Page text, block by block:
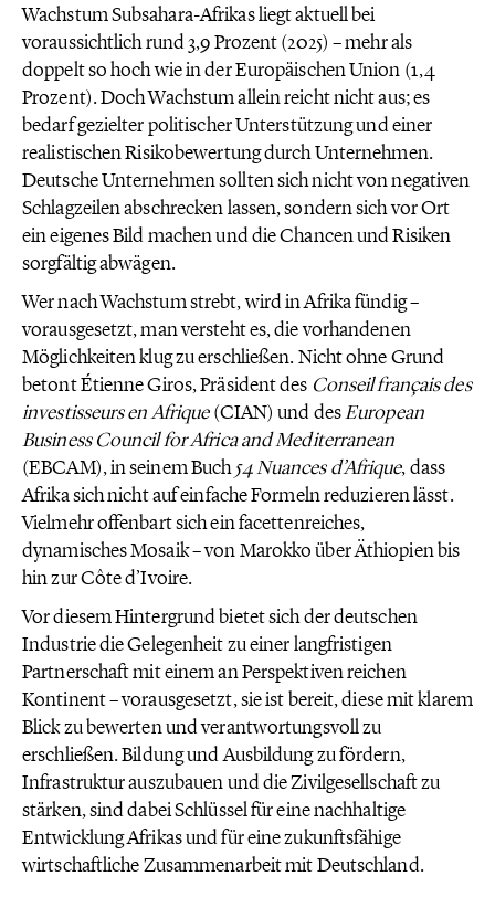
Wachstum Subsahara-Afrikas liegt aktuell bei
voraussichtlich rund 3,9 Prozent (2025) – mehr als
doppelt so hoch wie in der Europäischen Union (1,4
Prozent). Doch Wachstum allein reicht nicht aus; es
bedarf gezielter politischer Unterstützung und einer
realistischen Risikobewertung durch Unternehmen.
Deutsche Unternehmen sollten sich nicht von negativen
Schlagzeilen abschrecken lassen, sondern sich vor Ort
ein eigenes Bild machen und die Chancen und Risiken
sorgfältig abwägen.
Wer nach Wachstum strebt, wird in Afrika fündig –
vorausgesetzt, man versteht es, die vorhandenen
Möglichkeiten klug zu erschließen. Nicht ohne Grund
betont Étienne Giros, Präsident des Conseil français des
investisseurs en Afrique(CIAN) und desEuropean
Business Council for Africa and Mediterranean
(EBCAM), in seinem Buch54 Nuances d’Afrique, dass
Afrika sich nicht auf einfache Formeln reduzieren lässt.
Vielmehr offenbart sich ein facettenreiches,
dynamisches Mosaik – von Marokko über Äthiopien bis
hin zur Côte d’Ivoire.
Vor diesem Hintergrund bietet sich der deutschen
Industrie die Gelegenheit zu einer langfristigen
Partnerschaft mit einem an Perspektiven reichen
Kontinent – vorausgesetzt, sie ist bereit, diese mit klarem
Blick zu bewerten und verantwortungsvoll zu
erschließen. Bildung und Ausbildung zu fördern,
Infrastruktur auszubauen und die Zivilgesellschaft zu
stärken, sind dabei Schlüssel für eine nachhaltige
Entwicklung Afrikas und für eine zukunftsfähige
wirtschaftliche Zusammenarbeit mit Deutschland.